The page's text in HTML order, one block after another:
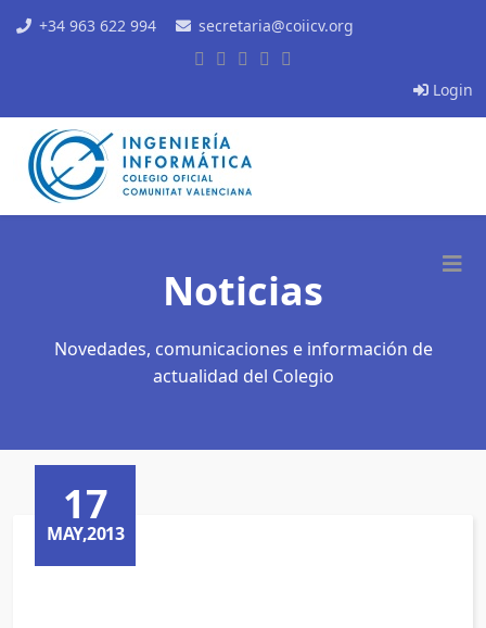
+34 963 622 994 secretaria@coiicv.org
Login
Noticias
Novedades, comunicaciones e información de
actualidad del Colegio
17
MAY,2013